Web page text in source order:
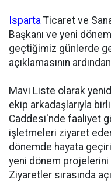
Isparta Ticaret ve
Başkanı ve yeni
geçtiğimiz günlerde
açıklamasının
Mavi Liste olarak
ekip arkadaşlarıyla
Caddesi'nde faaliyet
işletmeleri ziyaret
dönemde hayata
yeni dönem projelerini
Ziyaretler sırasında